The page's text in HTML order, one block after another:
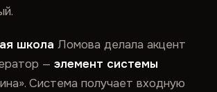
школа Ломова делала акцент
—элемент системы
Система получает входную